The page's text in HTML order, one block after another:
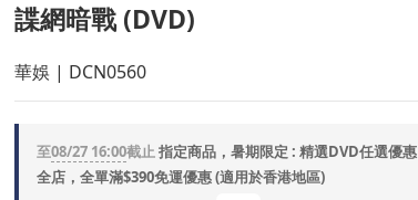
諜網暗戰 (DVD)
華娛 | DCN0560
至08/27 16:00截止指定商品，暑期限定 : 精選DVD任選優惠
全店，全單滿$390免運優惠 (適用於香港地區)